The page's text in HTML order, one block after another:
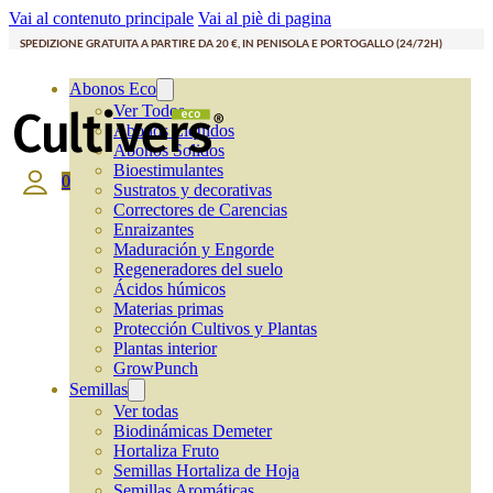
Vai al contenuto principale Vai al piè di pagina
SPEDIZIONE GRATUITA A PARTIRE DA 20 €, IN PENISOLA E PORTOGALLO (24/72H)
Abonos Eco
Ver Todos
Abonos Líquidos
Abonos Solidos
Bioestimulantes
Sustratos y decorativas
Correctores de Carencias
Enraizantes
Maduración y Engorde
Regeneradores del suelo
Ácidos húmicos
Materias primas
Protección Cultivos y Plantas
Plantas interior
GrowPunch
Semillas
Ver todas
Biodinámicas Demeter
Hortaliza Fruto
Semillas Hortaliza de Hoja
0